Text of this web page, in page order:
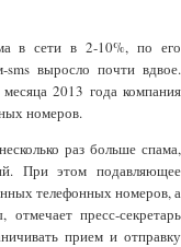
в сети в 2-10%, по его
sms выросло почти вдвое.
2013 года компания
номеров.
раз больше спама,
При этом подавляющее
телефонных номеров, а
пресс-секретарь
прием и отправку